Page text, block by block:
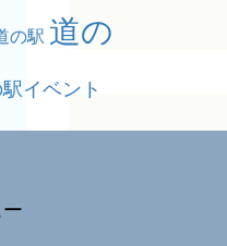
の駅 道の
イベント